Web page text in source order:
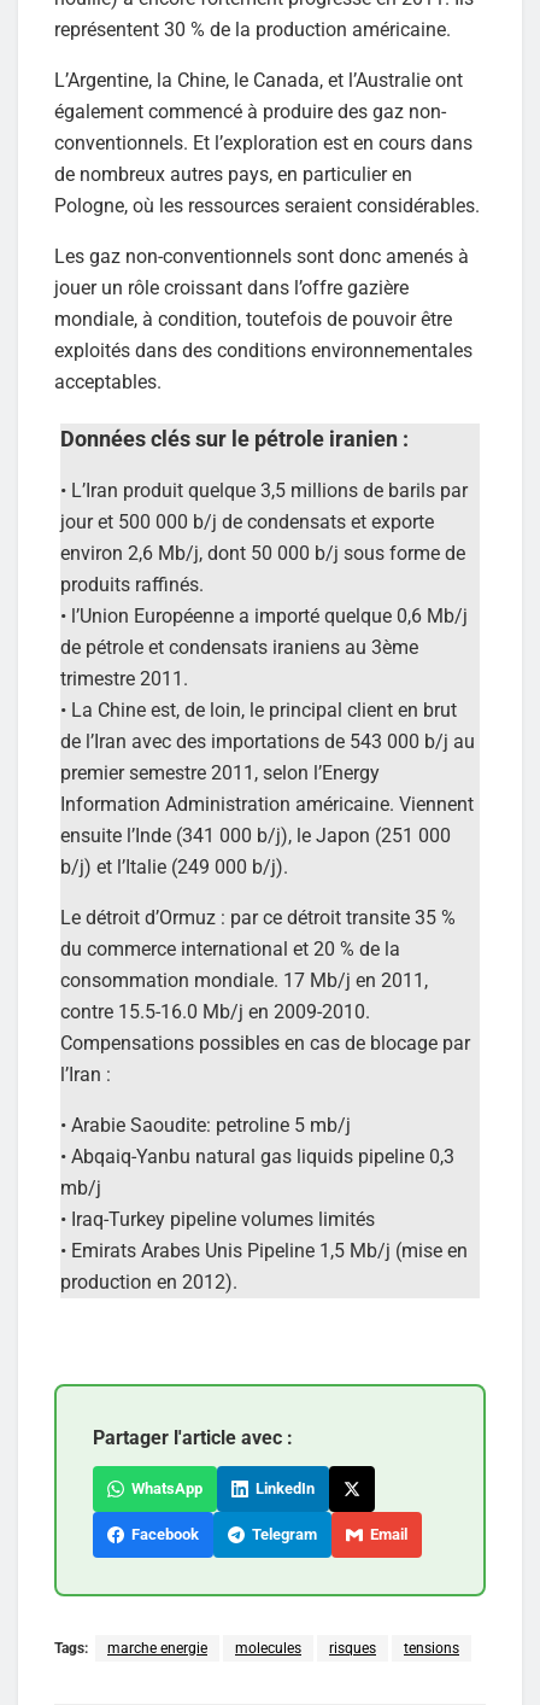
représentent 30 % de la production américaine.
L’Argentine, la Chine, le Canada, et l’Australie ont
également commencé à produire des gaz non-
conventionnels. Et l’exploration est en cours dans
de nombreux autres pays, en particulier en
Pologne, où les ressources seraient considérables.
Les gaz non-conventionnels sont donc amenés à
jouer un rôle croissant dans l’offre gazière
mondiale, à condition, toutefois de pouvoir être
exploités dans des conditions environnementales
acceptables.
Données clés sur le pétrole iranien :
• L’Iran produit quelque 3,5 millions de barils par
jour et 500 000 b/j de condensats et exporte
environ 2,6 Mb/j, dont 50 000 b/j sous forme de
produits raffinés.
• l’Union Européenne a importé quelque 0,6 Mb/j
de pétrole et condensats iraniens au 3ème
trimestre 2011.
• La Chine est, de loin, le principal client en brut
de l’Iran avec des importations de 543 000 b/j au
premier semestre 2011, selon l’Energy
Information Administration américaine. Viennent
ensuite l’Inde (341 000 b/j), le Japon (251 000
b/j) et l’Italie (249 000 b/j).
Le détroit d’Ormuz : par ce détroit transite 35 %
du commerce international et 20 % de la
consommation mondiale. 17 Mb/j en 2011,
contre 15.5-16.0 Mb/j en 2009-2010.
Compensations possibles en cas de blocage par
l’Iran :
• Arabie Saoudite: petroline 5 mb/j
• Abqaiq-Yanbu natural gas liquids pipeline 0,3
mb/j
• Iraq-Turkey pipeline volumes limités
• Emirats Arabes Unis Pipeline 1,5 Mb/j (mise en
production en 2012).
Partager l'article avec :
WhatsApp LinkedIn
Facebook Telegram Email
Tags: marche energie molecules risques tensions